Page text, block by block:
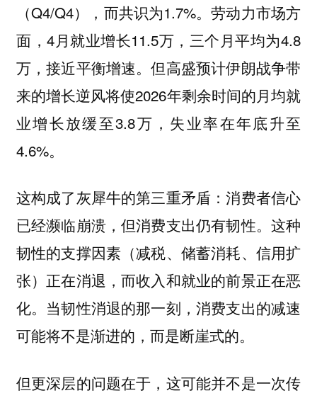
（Q4/Q4），而共识为1.7%。劳动力市场方
面，4月就业增长11.5万，三个月平均为4.8
万，接近平衡增速。但高盛预计伊朗战争带
来的增长逆风将使2026年剩余时间的月均就
业增长放缓至3.8万，失业率在年底升至
4.6%。
这构成了灰犀牛的第三重矛盾：消费者信心
已经濒临崩溃，但消费支出仍有韧性。这种
韧性的支撑因素（减税、储蓄消耗、信用扩
张）正在消退，而收入和就业的前景正在恶
化。当韧性消退的那一刻，消费支出的减速
可能将不是渐进的，而是断崖式的。
但更深层的问题在于，这可能并不是一次传